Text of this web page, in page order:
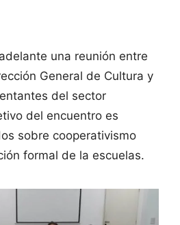
una reunión entre
General de Cultura y
del sector
del encuentro es
sobre cooperativismo
formal de la escuelas.